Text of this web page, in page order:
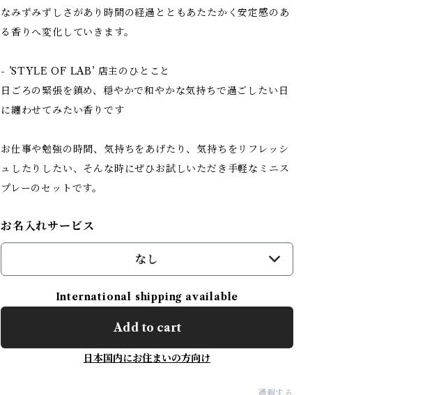
なみずみずしさがあり時間の経過とともあたたかく安定感のあ
る香りへ変化していきます。
- ’STYLE OF LAB’ 店主のひとこと
日ごろの緊張を鎮め、穏やかで和やかな気持ちで過ごしたい日
に纏わせてみたい香りです
お仕事や勉強の時間、気持ちをあげたり、気持ちをリフレッシ
ュしたりしたい、そんな時にぜひお試しいただき手軽なミニス
プレーのセットです。
お名入れサービス
なし
International shipping available
Add to cart
日本国内にお住まいの方向け
通報する